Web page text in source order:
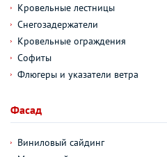
Кровельные лестницы
Снегозадержатели
Кровельные ограждения
Софиты
Флюгеры и указатели ветра
Фасад
Виниловый сайдинг